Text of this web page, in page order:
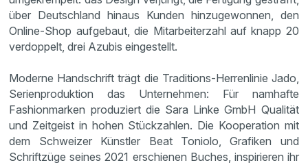
über Deutschland hinaus Kunden hinzugewonnen, den
Online-Shop aufgebaut, die Mitarbeiterzahl auf knapp 20
verdoppelt, drei Azubis eingestellt.
Moderne Handschrift trägt die Traditions-Herrenlinie Jado,
Serienproduktion das Unternehmen: Für namhafte
Fashionmarken produziert die Sara Linke GmbH Qualität
und Zeitgeist in hohen Stückzahlen. Die Kooperation mit
dem Schweizer Künstler Beat Toniolo, Grafiken und
Schriftzüge seines 2021 erschienen Buches, inspirieren ihr